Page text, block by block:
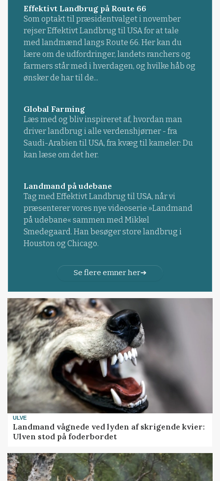
Effektivt Landbrug på Route 66
Som optakt til præsidentvalget i november
rejser Effektivt Landbrug til USA for at tale
med landmænd langs Route 66. Her kan du
lære om de udfordringer, landets ranchers og
farmers står med i hverdagen, og hvilke håb og
ønsker de har til de...
Global Farming
Læs med og bliv inspireret af, hvordan man
driver landbrug i alle verdenshjørner - fra
Saudi-Arabien til USA, fra kvæg til kameler: Du
kan læse om det her.
Landmand på udebane
Tag med Effektivt Landbrug til USA, når vi
præsenterer vores nye videoserie »Landmand
på udebane« sammen med Mikkel
Smedegaard. Han besøger store landbrug i
Houston og Chicago.
Se flere emner her
ULVE
Landmand vågnede ved lyden af skrigende kvier:
Ulven stod på foderbordet